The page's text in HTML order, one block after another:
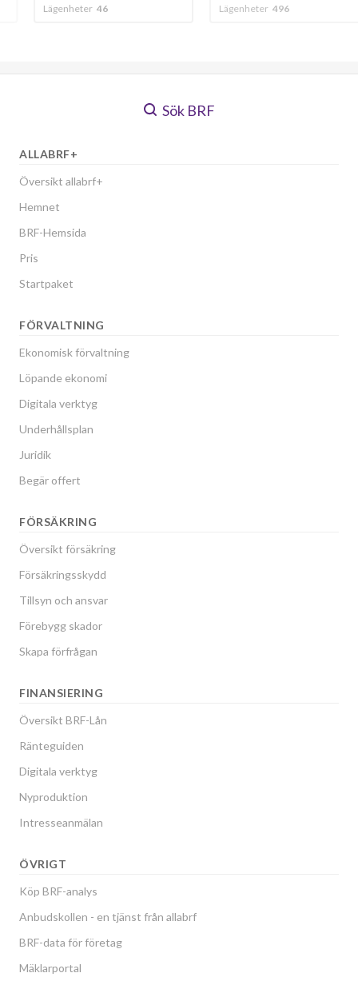
Lägenheter
Sök BRF
ALLABRF+
Översikt allabrf+
Hemnet
BRF-Hemsida
Pris
Startpaket
FÖRVALTNING
Ekonomisk förvaltning
Löpande ekonomi
Digitala verktyg
Underhållsplan
Juridik
Begär offert
FÖRSÄKRING
Översikt försäkring
Försäkringsskydd
Tillsyn och ansvar
Förebygg skador
Skapa förfrågan
FINANSIERING
Översikt BRF-Lån
Ränteguiden
Digitala verktyg
Nyproduktion
Intresseanmälan
ÖVRIGT
Köp BRF-analys
Anbudskollen - en tjänst från allabrf
BRF-data för företag
Mäklarportal